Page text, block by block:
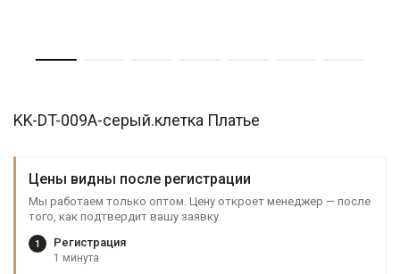
KK-DT-009A-серый.клетка Платье
Цены видны после регистрации
Мы работаем только оптом. Цену откроет менеджер — после
того, как подтвердит вашу заявку.
1 Регистрация
1 минута